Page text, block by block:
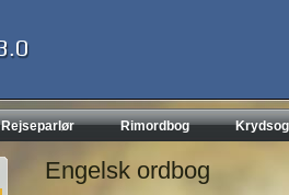
Rejseparlør Rimordbog
Engelsk ordbog